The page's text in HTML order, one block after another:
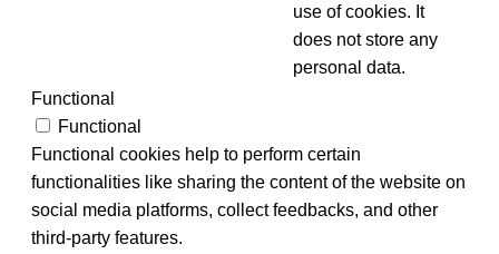
use of cookies. It
does not store any
personal data.
Functional
Functional
Functional cookies help to perform certain
functionalities like sharing the content of the website on
social media platforms, collect feedbacks, and other
third-party features.